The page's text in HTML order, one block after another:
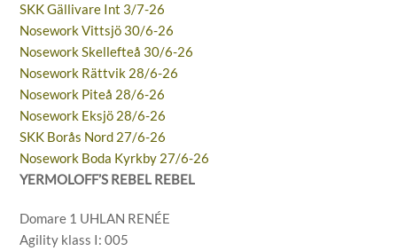
SKK Gällivare Int 3/7-26
Nosework Vittsjö 30/6-26
Nosework Skellefteå 30/6-26
Nosework Rättvik 28/6-26
Nosework Piteå 28/6-26
Nosework Eksjö 28/6-26
SKK Borås Nord 27/6-26
Nosework Boda Kyrkby 27/6-26
YERMOLOFF’S REBEL REBEL
Domare 1 UHLAN RENÉE
Agility klass I: 005